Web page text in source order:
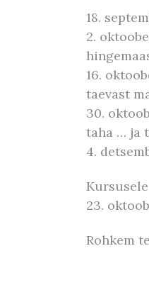
18.
2.
16.
taevast
30.
taha … ja
4.
23.
Rohkem